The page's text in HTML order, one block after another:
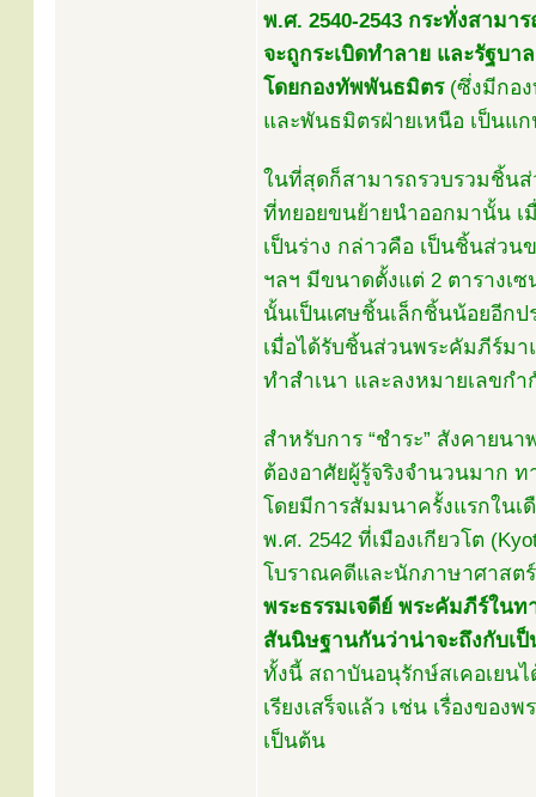
พ.ศ. 2540-2543 กระทั่งสาม
จะถูกระเบิดทำลาย และรัฐบ
โดยกองทัพพันธมิตร(ซึ่งมีกอง
และพันธมิตรฝ่ายเหนือ เป็นแ
ในที่สุดก็สามารถรวบรวมชิ้น
ที่ทยอยขนย้ายนำออกมานั้น เ
เป็นร่าง กล่าวคือ เป็นชิ้นส่วน
ฯลฯ มีขนาดตั้งแต่ 2 ตารางเ
นั้นเป็นเศษชิ้นเล็กชิ้นน้อยอีก
เมื่อได้รับชิ้นส่วนพระคัมภีร์มา
ทำสำเนา และลงหมายเลขก
สำหรับการ “ชำระ” สังคายน
ต้องอาศัยผู้รู้จริงจำนวนมาก
โดยมีการสัมมนาครั้งแรกใน
พ.ศ. 2542 ที่เมืองเกียวโต
โบราณคดีและนักภาษาศาสต
พระธรรมเจดีย์ พระคัมภีร์ใน
สันนิษฐานกันว่าน่าจะถึงกับเ
ทั้งนี้ สถาบันอนุรักษ์สเคอเยน
เรียงเสร็จแล้ว เช่น เรื่องขอ
เป็นต้น